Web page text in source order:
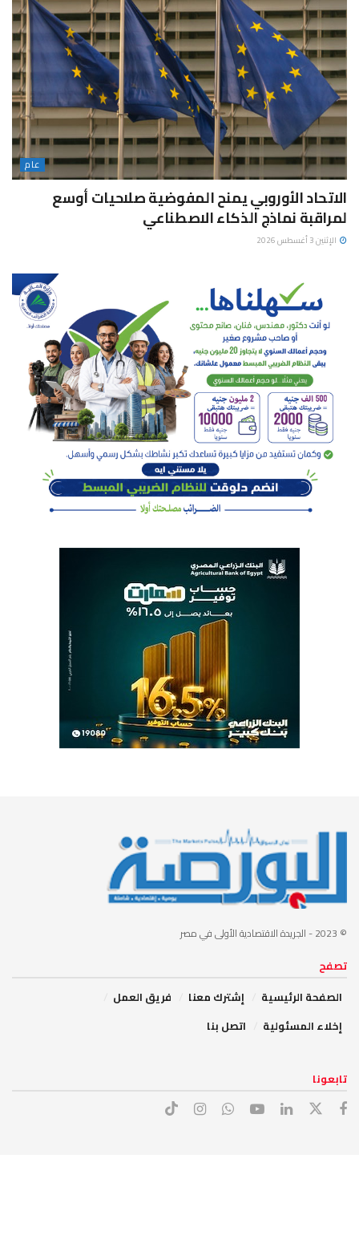
عام
الاتحاد الأوروبي يمنح المفوضية صلاحيات أوسع
لمراقبة نماذج الذكاء الاصطناعي
الإثنين 3 أغسطس 2026
© 2023 - الجريدة الاقتصادية الأولى في مصر
تصفح
الصفحة الرئيسية
إشترك معنا
فريق العمل
إخلاء المسئولية
اتصل بنا
تابعونا